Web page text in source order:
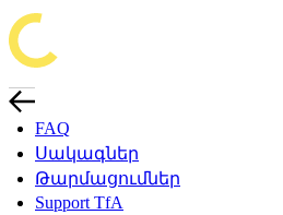
FAQ
Սակագներ
Թարմացումներ
Support TfA